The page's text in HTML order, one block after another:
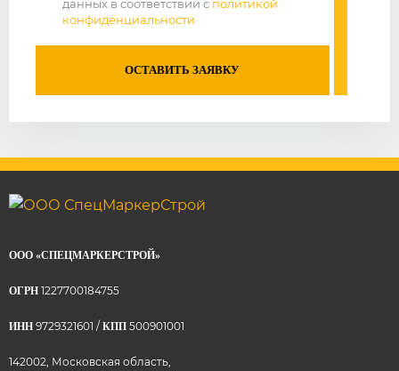
данных в соответствии с политикой
конфиденциальности
ОСТАВИТЬ ЗАЯВКУ
ООО «СПЕЦМАРКЕРСТРОЙ»
ОГРН 1227700184755
ИНН 9729321601 / КПП 500901001
142002, Московская область,